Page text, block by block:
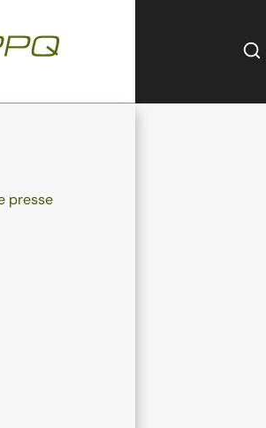
presse